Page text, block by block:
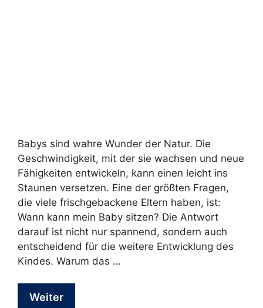
Babys sind wahre Wunder der Natur. Die
Geschwindigkeit, mit der sie wachsen und neue
Fähigkeiten entwickeln, kann einen leicht ins
Staunen versetzen. Eine der größten Fragen,
die viele frischgebackene Eltern haben, ist:
Wann kann mein Baby sitzen? Die Antwort
darauf ist nicht nur spannend, sondern auch
entscheidend für die weitere Entwicklung des
Kindes. Warum das …
Weiter